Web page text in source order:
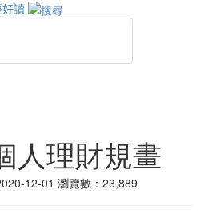
讀
人理財規畫
12-01 瀏覽數：23,889